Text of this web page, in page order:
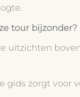
tour bijzonder?
uitzichten
gids zorgt voor